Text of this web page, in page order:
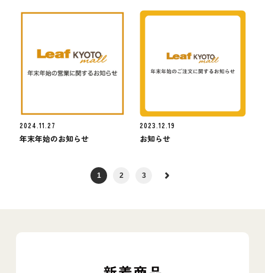
2024.11.27
年末年始のお知らせ
2023.12.19
お知らせ
1 2 3